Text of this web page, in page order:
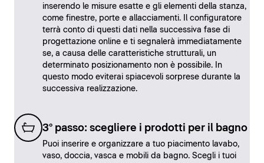
inserendo le misure esatte e gli elementi della stanza,
come finestre, porte e allacciamenti. Il configuratore
terrà conto di questi dati nella successiva fase di
progettazione online e ti segnalerà immediatamente
se, a causa delle caratteristiche strutturali, un
determinato posizionamento non è possibile. In
questo modo eviterai spiacevoli sorprese durante la
successiva realizzazione.
3° passo: scegliere i prodotti per il bagno
Puoi inserire e organizzare a tuo piacimento lavabo,
vaso, doccia, vasca e mobili da bagno. Scegli i tuoi